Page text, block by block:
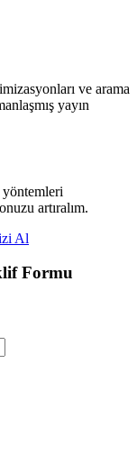
ve arama
yayın
yöntemleri
artıralım.
Al
Formu